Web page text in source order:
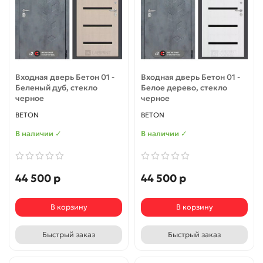
Входная дверь Бетон 01 -
Беленый дуб, стекло
черное
BETON
В наличии ✓
44 500 р
В корзину
Быстрый заказ
Входная дверь Бетон 01 -
Белое дерево, стекло
черное
BETON
В наличии ✓
44 500 р
В корзину
Быстрый заказ